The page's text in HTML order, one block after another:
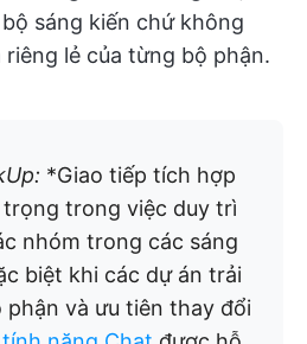
sáng kiến chứ không
lẻ của từng bộ phận.
*Giao tiếp tích hợp
trong việc duy trì
nhóm trong các sáng
biệt khi các dự án trải
phận và ưu tiên thay đổi